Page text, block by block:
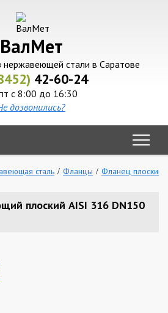
ВалМет
нержавеющей стали в Саратове
42-60-24
с 8:00 до 16:30
дозвонились?
сталь Фланцы Фланец плоский
плоский AISI 316 DN150